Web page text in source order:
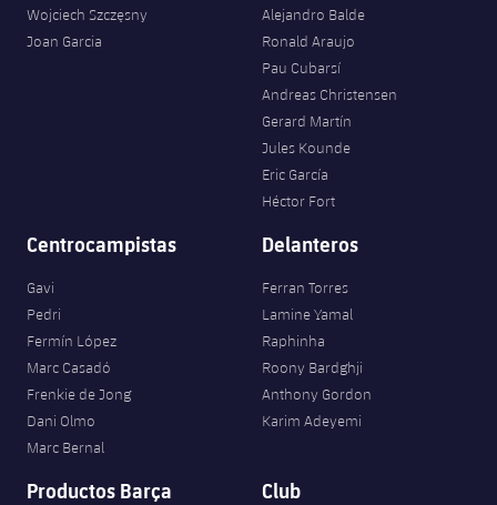
Wojciech Szczęsny
Joan Garcia
Alejandro Balde
Ronald Araujo
Pau Cubarsí
Andreas Christensen
Gerard Martín
Jules Kounde
Eric García
Héctor Fort
Centrocampistas
Gavi
Pedri
Fermín López
Marc Casadó
Frenkie de Jong
Dani Olmo
Marc Bernal
Delanteros
Ferran Torres
Lamine Yamal
Raphinha
Roony Bardghji
Anthony Gordon
Karim Adeyemi
Productos Barça Club